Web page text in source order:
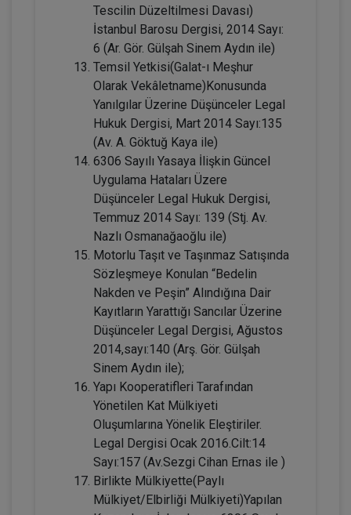
Tüketici Hukuku Enstitüsü
Mal Rejimleri Hukuku - IV. Medeni Hukuk
Kongresi - IV. Oturum
360 TL Sepete Ekle
Tüketici Hukuku Enstitüsü
Tescilin Düzeltilmesi Davası)
İstanbul Barosu Dergisi, 2014 Sayı:
6 (Ar. Gör. Gülşah Sinem Aydın ile)
Temsil Yetkisi(Galat-ı Meşhur
Olarak Vekâletname)Konusunda
Yanılgılar Üzerine Düşünceler Legal
Hukuk Dergisi, Mart 2014 Sayı:135
(Av. A. Göktuğ Kaya ile)
6306 Sayılı Yasaya İlişkin Güncel
Uygulama Hataları Üzere
Düşünceler Legal Hukuk Dergisi,
Temmuz 2014 Sayı: 139 (Stj. Av.
Nazlı Osmanağaoğlu ile)
Motorlu Taşıt ve Taşınmaz Satışında
Sözleşmeye Konulan “Bedelin
Nakden ve Peşin” Alındığına Dair
Kayıtların Yarattığı Sancılar Üzerine
Düşünceler Legal Dergisi, Ağustos
2014,sayı:140 (Arş. Gör. Gülşah
Sinem Aydın ile);
Yapı Kooperatifleri Tarafından
Yönetilen Kat Mülkiyeti
Oluşumlarına Yönelik Eleştiriler.
Legal Dergisi Ocak 2016.Cilt:14
Sayı:157 (Av.Sezgi Cihan Ernas ile )
Birlikte Mülkiyette(Paylı
Mülkiyet/Elbirliği Mülkiyeti)Yapılan